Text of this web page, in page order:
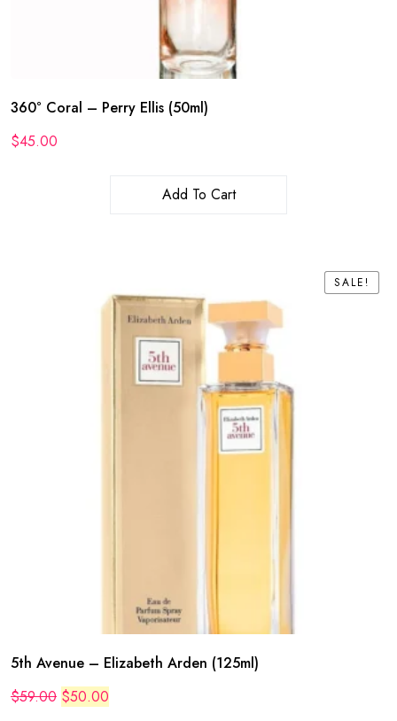
360° Coral – Perry Ellis (50ml)
$45.00
Add To Cart
SALE!
SALE!
5th Avenue – Elizabeth Arden (125ml)
$59.00 Original
price
$50.00
price